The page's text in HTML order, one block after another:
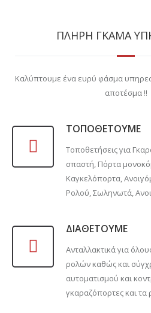
ΠΛΗΡΗ ΓΚΑΜΑ
Καλύπτουμε ένα ευρύ φάσμα
αποτέσμα !!
ΤΟΠΟΘΕΤΟΥΜΕ
Τοποθετήσεις για
σπαστή, Πόρτα
Καγκελόπορτα,
Ρολού, Σωληνωτά,
ΔΙΑΘΕΤΟΥΜΕ
Ανταλλακτικά για
ρολών καθώς και
αυτοματισμού και
γκαραζόπορτες και τα